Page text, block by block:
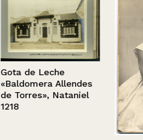
Gota de Leche
«Baldomera Allendes
de Torres», Nataniel
1218